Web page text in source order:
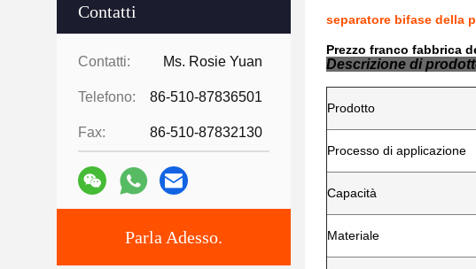
Contatti
Contatti: Ms. Rosie Yuan
Telefono: 86-510-87836501
Fax: 86-510-87832130
Parla Adesso.
separatore bifase della
Prezzo franco fabbrica
Descrizione di
Prodotto
Processo di applicazione
Capacità
Materiale